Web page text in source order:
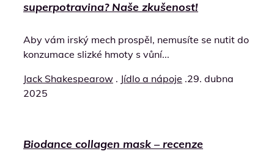
superpotravina? Naše zkušenost!
Aby vám irský mech prospěl, nemusíte se nutit do
konzumace slizké hmoty s vůní...
Jack Shakespearow . Jídlo a nápoje .29. dubna
2025
Biodance collagen mask – recenze